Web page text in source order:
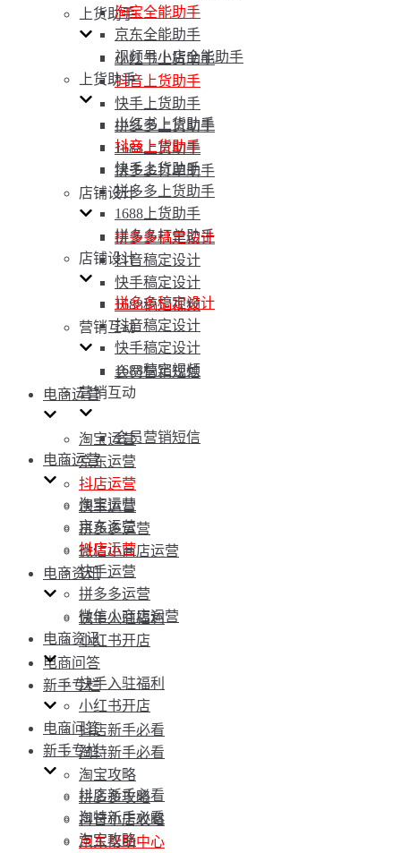
上货助手
小红书上货助手
抖音上货助手
快手上货助手
拼多多上货助手
1688上货助手
拼多多打单助手
店铺设计
拼多多稿定设计
抖音稿定设计
快手稿定设计
1688稿定视频
营销互动
会员营销短信
电商运营
淘宝运营
京东运营
抖店运营
快手运营
拼多多运营
微信小商店运营
电商资讯
快手入驻福利
小红书开店
电商问答
新手专栏
抖店新手必看
淘特新手必看
淘宝攻略
拼多多攻略
抖音小店攻略
京东帮助中心
淘宝全能助手
京东全能助手
视频号小店全能助手
上货助手
小红书上货助手
抖音上货助手
快手上货助手
拼多多上货助手
1688上货助手
拼多多打单助手
店铺设计
拼多多稿定设计
抖音稿定设计
快手稿定设计
1688稿定视频
营销互动
会员营销短信
电商运营
淘宝运营
京东运营
抖店运营
快手运营
拼多多运营
微信小商店运营
电商资讯
快手入驻福利
小红书开店
电商问答
新手专栏
抖店新手必看
淘特新手必看
淘宝攻略